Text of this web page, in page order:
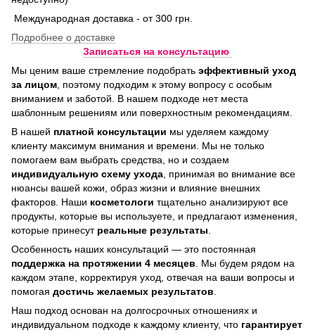
Международная доставка - от 300 грн.
Подробнее о доставке
Записаться на консультацию
Мы ценим ваше стремление подобрать эффективный уход
за лицом , поэтому подходим к этому вопросу с особым
вниманием и заботой. В нашем подходе нет места
шаблонным решениям или поверхностным рекомендациям.
В нашей платной консультации мы уделяем каждому
клиенту максимум внимания и времени. Мы не только
помогаем вам выбрать средства, но и создаем
индивидуальную схему ухода , принимая во внимание все
нюансы вашей кожи, образ жизни и влияние внешних
факторов. Наши косметологи тщательно анализируют все
продукты, которые вы используете, и предлагают изменения,
которые принесут реальные результаты
Особенность наших консультаций — это постоянная
поддержка на протяжении 4 месяцев . Мы будем рядом на
каждом этапе, корректируя уход, отвечая на ваши вопросы и
помогая достичь желаемых результатов
Наш подход основан на долгосрочных отношениях и
индивидуальном подходе к каждому клиенту, что гарантирует